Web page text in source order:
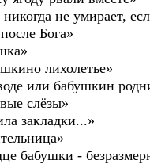
не умирает,
Бога»
лихолетье»
или бабушкин
слёзы»
закладки...»
бабушки -